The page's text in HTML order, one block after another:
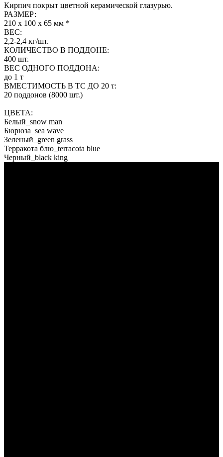
Кирпич покрыт цветной керамической глазурью.
РАЗМЕР:
210 х 100 х 65 мм *
ВЕС:
2,2-2,4 кг/шт.
КОЛИЧЕСТВО В ПОДДОНЕ:
400 шт.
ВЕС ОДНОГО ПОДДОНА:
до 1 т
ВМЕСТИМОСТЬ В ТС ДО 20 т:
20 поддонов (8000 шт.)
ЦВЕТА:
Белый_snow man
Бюрюза_sea wave
Зеленый_green grass
Терракота блю_terracota blue
Черный_black king